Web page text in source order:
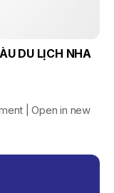
DU LỊCH NHA
| Open in new